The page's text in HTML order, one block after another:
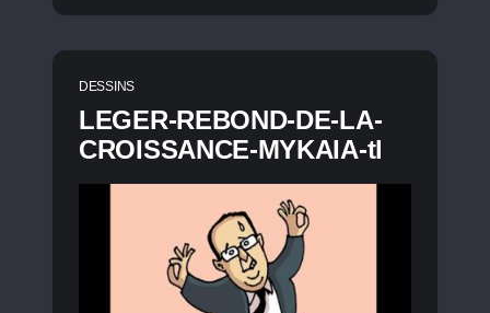
DESSINS
LEGER-REBOND-DE-LA-
CROISSANCE-MYKAIA-tl